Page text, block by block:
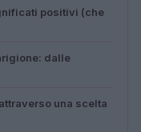
positivi (che
dalle
una scelta